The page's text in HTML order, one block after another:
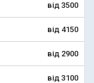
від 3500
від 4150
від 2900
від 3100